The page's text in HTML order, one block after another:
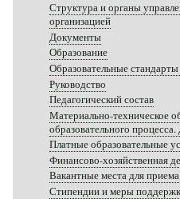
Структура и органы
организацией
Документы
Образование
Образовательные
Руководство
Педагогический состав
Материально-техническое
образовательного
Платные образовательные
Финансово-хозяйственная
Вакантные места для
Стипендии и меры